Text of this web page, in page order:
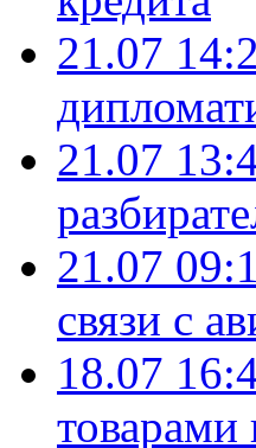
21.07
21.07
21.07
связи с
18.07